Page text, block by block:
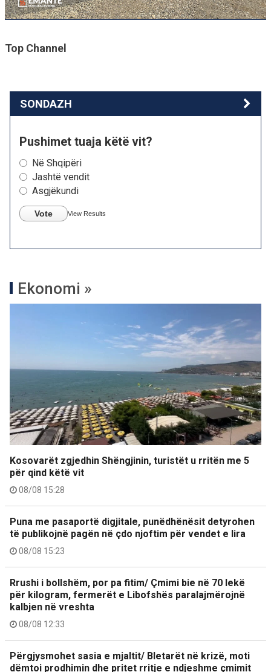
Top Channel
SONDAZH
Pushimet tuaja këtë vit?
Në Shqipëri
Jashtë vendit
Asgjëkundi
Vote View Results
Ekonomi »
Kosovarët zgjedhin Shëngjinin, turistët u rritën me 5
për qind këtë vit
08/08 15:28
Puna me pasaportë digjitale, punëdhënësit detyrohen
të publikojnë pagën në çdo njoftim për vendet e lira
08/08 15:23
Rrushi i bollshëm, por pa fitim/ Çmimi bie në 70 lekë
për kilogram, fermerët e Libofshës paralajmërojnë
kalbjen në vreshta
08/08 12:33
Përgjysmohet sasia e mjaltit/ Bletarët në krizë, moti
dëmtoi prodhimin dhe pritet rritje e ndjeshme çmimit